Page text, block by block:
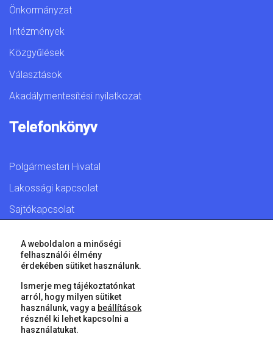
Önkormányzat
Intézmények
Közgyűlések
Választások
Akadálymentesítési nyilatkozat
Telefonkönyv
Polgármesteri Hivatal
Lakossági kapcsolat
Sajtókapcsolat
© 2026 Győr Megyei Jogú Város • Minden jog fenntartva!
A weboldalon a minőségi
felhasználói élmény
érdekében sütiket használunk.
Ismerje meg tájékoztatónkat
arról, hogy milyen sütiket
használunk, vagy a beállítások
résznél ki lehet kapcsolni a
használatukat.